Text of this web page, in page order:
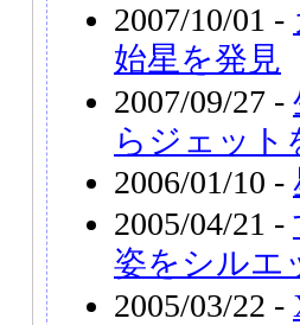
2007/10/01 -
始星を発見
2007/09/27 -
らジェット
2006/01/10 -
2005/04/21 -
姿をシルエ
2005/03/22 -